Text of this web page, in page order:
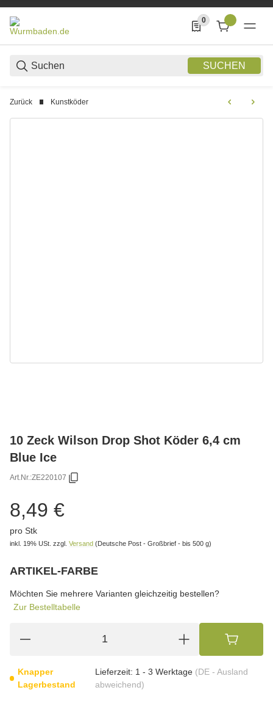
SUCHEN
0
0 Produkte in der
Zurück Kunstköder
10 Zeck Wilson Drop Shot Köder 6,4 cm
Blue Ice
Art.Nr.:ZE220107
8,49 €
pro Stk
inkl. 19% USt. zzgl. Versand (Deutsche Post - Großbrief - bis 500 g)
ARTIKEL-FARBE
Möchten Sie mehrere Varianten gleichzeitig bestellen?
Zur Bestelltabelle
Knapper
Lagerbestand
Lieferzeit: 1 - 3 Werktage (DE - Ausland
abweichend)